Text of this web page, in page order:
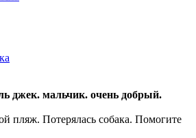
джек. мальчик. очень добрый.
пляж. Потерялась собака. Помогите